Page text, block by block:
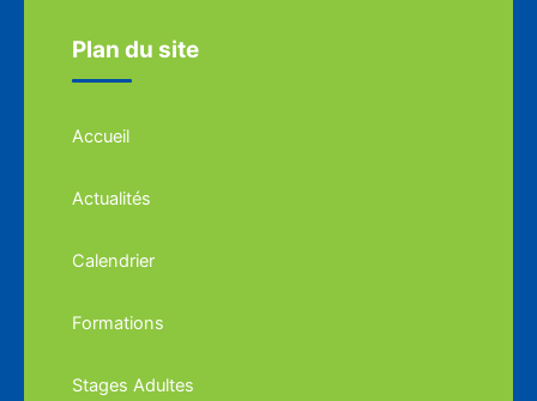
Plan du site
Accueil
Actualités
Calendrier
Formations
Stages Adultes